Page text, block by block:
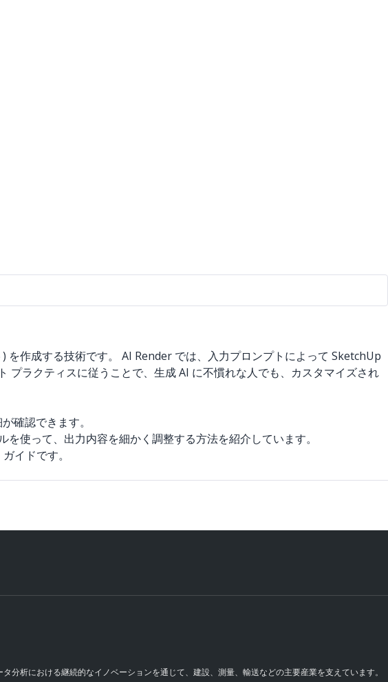
作成する技術です。 AI Render では、入力プロンプトによって SketchUp
ラクティスに従うことで、生成 AI に不慣れな人でも、カスタマイズされ
確認できます。
使って、出力内容を細かく調整する方法を紹介しています。
イドです。
析における継続的なイノベーションを通じて、建設、測量、輸送などの主要産業を支えています。